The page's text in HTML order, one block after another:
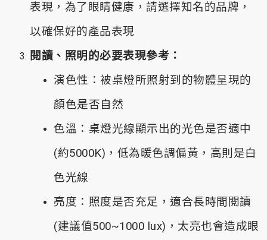
表現，為了眼睛健康，請選擇知名的品牌，
以確保好的產品表現
閱讀、照明的必要表現參考：
演色性：被桌燈所照射到的物體呈現的
顏色是否自然
色溫：桌燈光線顯示出的光色是否適中
(約5000K)，低為暖色調偏黃，高則是白
色光線
亮度：照度是否充足，適合長時間閱讀
(建議值500~1000 lux)，太亮也會造成眼